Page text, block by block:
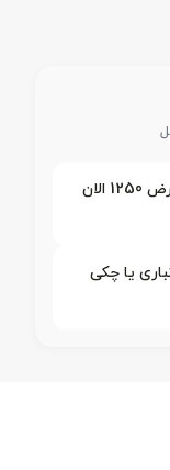
قیمت ورق گالوانیزه تاراز ضخامت 1.5 عرض 1250 الان
یا چکی